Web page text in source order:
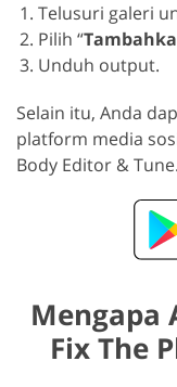
Telusuri galeri
Pilih “
Unduh output.
Selain itu, Anda
platform media
Body Editor & Tune.
Mengapa
Fix The